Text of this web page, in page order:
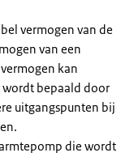
vermogen van de
van een
kan
bepaald door
uitgangspunten bij
die wordt